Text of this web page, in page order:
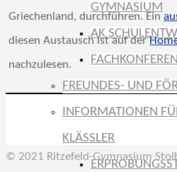
GYMNASIUM
AK
FREUNDES- UND
INFORMATIONEN
KLÄSSLER
Griechenland, durchführen. Ein
diesen Austausch ist auf der
nachzulesen.
© 2021 Ritzefeld-Gymnasium